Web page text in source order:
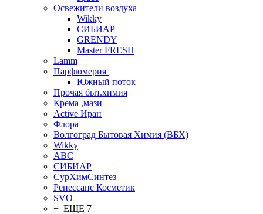
Освежители воздуха
Wikky
СИБИАР
GRENDY
Master FRESH
Lamm
Парфюмерия
Южный поток
Прочая быт.химия
Крема ,мази
Аctive Иран
Флора
Волгоград Бытовая Химия (ВБХ)
Wikky
АВС
СИБИАР
СурХимСинтез
Ренессанс Косметик
SVO
+ ЕЩЕ 7